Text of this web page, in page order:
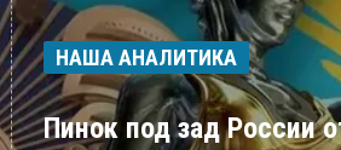
НАША АНАЛИТИКА
Пинок под зад России